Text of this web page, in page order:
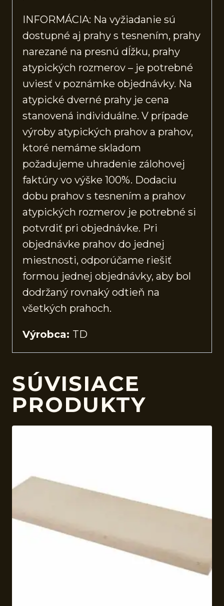
INFORMÁCIA: Na vyžiadanie sú
dostupné aj prahy s tesnením, prahy
narezané na presnú dĺžku, prahy
atypických rozmerov – je potrebné
uviesť v poznámke objednávky. Na
atypické dverné prahy je cena
stanovená individuálne. V prípade
výroby atypických prahov a prahov,
ktoré nemáme skladom
požadujeme uhradenie zálohovej
faktúry vo výške 100%. Dodaciu
dobu prahov s tesnením a prahov
atypických rozmerov je potrebné si
potvrdiť pri objednávke. Pri
objednávke prahov do jednej
miestnosti, odporúčame riešiť
formou jednej objednávky, aby bol
dodržaný rovnaký odtieň na
všetkých prahoch.
Výrobca: TD
SÚVISIACE
PRODUKTY